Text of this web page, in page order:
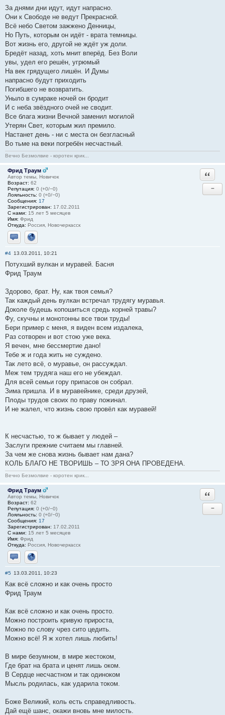
За днями дни идут, идут напрасно.
Они к Свободе не ведут Прекрасной.
Всё небо Светом зажжено Денницы,
Но Путь, которым он идёт - врата темницы.
Вот жизнь его, другой не ждёт уж доли.
Бредёт назад, хоть мнит вперёд. Без Воли
увы, удел его решён, угрюмый
На век грядущего лишён. И Думы
напрасно будут приходить
Погибшего не возвратить.
Уныло в сумраке ночей он бродит
И с неба звёздного очей не сводит.
Все блага жизни Вечной заменил могилой
Утерян Свет, которым жил премило.
Настанет день - ни с места он безгласный
Во тьме на веки погребён несчастный.
Вечно Безмолвие - коротен крик...
Фрид Траум
Автор темы, Новичок
Возраст: 62
Репутация: 0 (+0/−0)
Лояльность: 0 (+0/−0)
Сообщения: 17
Зарегистрирован: 17.02.2011
С нами: 15 лет 5 месяцев
Имя: Фрид
Откуда: Россия, Новочеркасск
Отправить личное сообщение
Сайт
−
#4 13.03.2011, 10:21
Потухший вулкан и муравей. Басня
Фрид Траум
Здорово, брат. Ну, как твоя семья?
Так каждый день вулкан встречал трудягу муравья.
Доколе будешь копошиться средь корней травы?
Фу, скучны и монотонны все твои труды!
Бери пример с меня, я виден всем издалека,
Раз сотворен и вот стою уже века.
Я вечен, мне бессмертие дано!
Тебе ж и года жить не суждено.
Так лето всё, о муравье, он рассуждал.
Меж тем трудяга наш его не убеждал.
Для всей семьи гору припасов он собрал.
Зима пришла. И в муравейнике, среди друзей,
Плоды трудов своих по праву пожинал.
И не жалел, что жизнь свою провёл как муравей!
К несчастью, то ж бывает у людей –
Заслуги прежние считаем мы главней.
За чем же снова жизнь бывает нам дана?
КОЛЬ БЛАГО НЕ ТВОРИШЬ – ТО ЗРЯ ОНА ПРОВЕДЕНА.
Вечно Безмолвие - коротен крик...
Фрид Траум
Автор темы, Новичок
Возраст: 62
Репутация: 0 (+0/−0)
Лояльность: 0 (+0/−0)
Сообщения: 17
Зарегистрирован: 17.02.2011
С нами: 15 лет 5 месяцев
Имя: Фрид
Откуда: Россия, Новочеркасск
Отправить личное сообщение
Сайт
−
#5 13.03.2011, 10:23
Как всё сложно и как очень просто
Фрид Траум
Как всё сложно и как очень просто.
Можно построить кривую прироста,
Можно по слову чрез сито цедить.
Можно всё! Я ж хотел лишь любить!
В мире безумном, в мире жестоком,
Где брат на брата и ценят лишь оком.
В Сердце несчастном и так одиноком
Мысль родилась, как ударила током.
Боже Великий, коль есть справедливость.
Дай ещё шанс, окажи вновь мне милость.